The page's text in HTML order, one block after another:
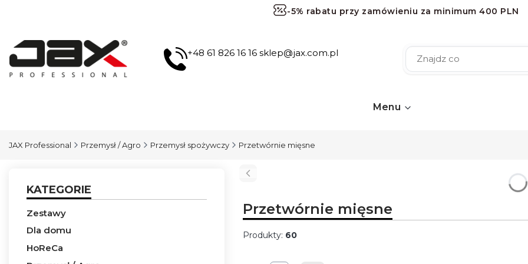
-5% rabatu przy zamówieniu za minimum 400 PLN
-15% rabatu przy zamówieniu za minimum 2000 PLN
Darmowa dostawa przy zamówieniu za minimum 120
+48 61 826 16 16 sklep@jax.com.pl
Menu
JAX Professional Przemysł / Agro Przemysł spożywczy Przetwórnie mięsne
KATEGORIE
Zestawy
Dla domu
HoReCa
Przetwórnie mięsne
Produkty: 60